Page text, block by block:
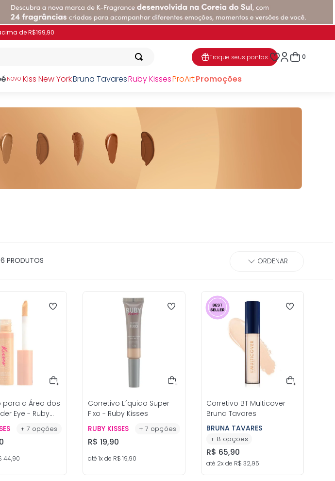
de R$199,90
Troque seus pontos 0
NOVO Kiss New YorkBruna TavaresRuby KissesProArtPromoções
6 PRODUTOS
para a Área dos
Eye - Ruby
+7 opções
44,90
Corretivo Líquido Super
Fixo - Ruby Kisses
RUBY KISSES
+7 opções
R$ 19,90
até 1x de R$ 19,90
Corretivo BT Multicover -
Bruna Tavares
BRUNA TAVARES
+ 8 opções
R$ 65,90
até 2x de R$ 32,95